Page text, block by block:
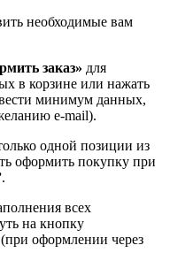
необходимые вам
заказ» для
в корзине или нажать
минимум данных,
e-mail).
одной позиции из
оформить покупку при
.
всех
на кнопку
оформлении через